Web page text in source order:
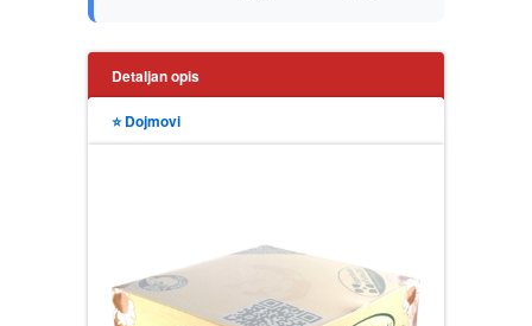
Detaljan opis
⭐ Dojmovi